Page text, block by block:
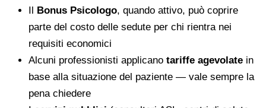
Il Bonus Psicologo, quando attivo, può coprire
parte del costo delle sedute per chi rientra nei
requisiti economici
Alcuni professionisti applicano tariffe agevolate in
base alla situazione del paziente — vale sempre la
pena chiedere